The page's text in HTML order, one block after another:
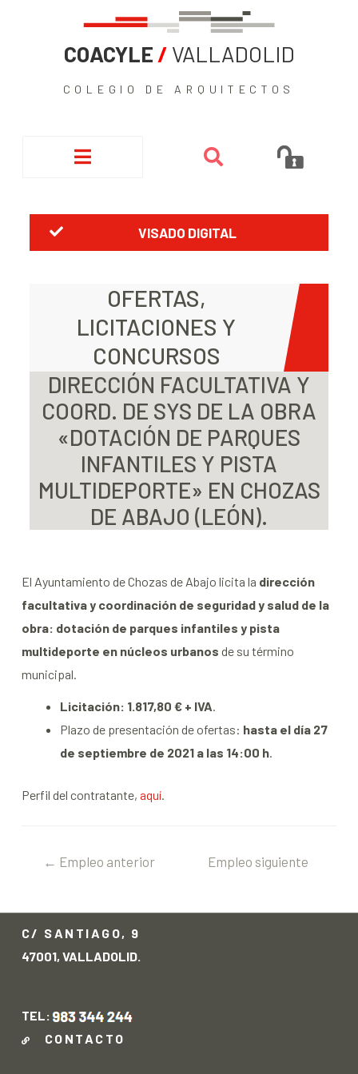
COACYLE / VALLADOLID
COLEGIO DE ARQUITECTOS
VISADO DIGITAL
OFERTAS,
LICITACIONES Y
CONCURSOS
DIRECCIÓN FACULTATIVA Y
COORD. DE SYS DE LA OBRA
«DOTACIÓN DE PARQUES
INFANTILES Y PISTA
MULTIDEPORTE» EN CHOZAS
DE ABAJO (LEÓN).
El Ayuntamiento de Chozas de Abajo licita la dirección
facultativa y coordinación de seguridad y salud de la
obra: dotación de parques infantiles y pista
multideporte en núcleos urbanos de su término
municipal.
Licitación: 1.817,80 € + IVA.
Plazo de presentación de ofertas: hasta el día 27
de septiembre de 2021 a las 14:00 h.
Perfil del contratante, aquí.
← Empleo anterior
Empleo siguiente
C/ SANTIAGO, 9
47001, VALLADOLID.
TEL:
CONTACTO